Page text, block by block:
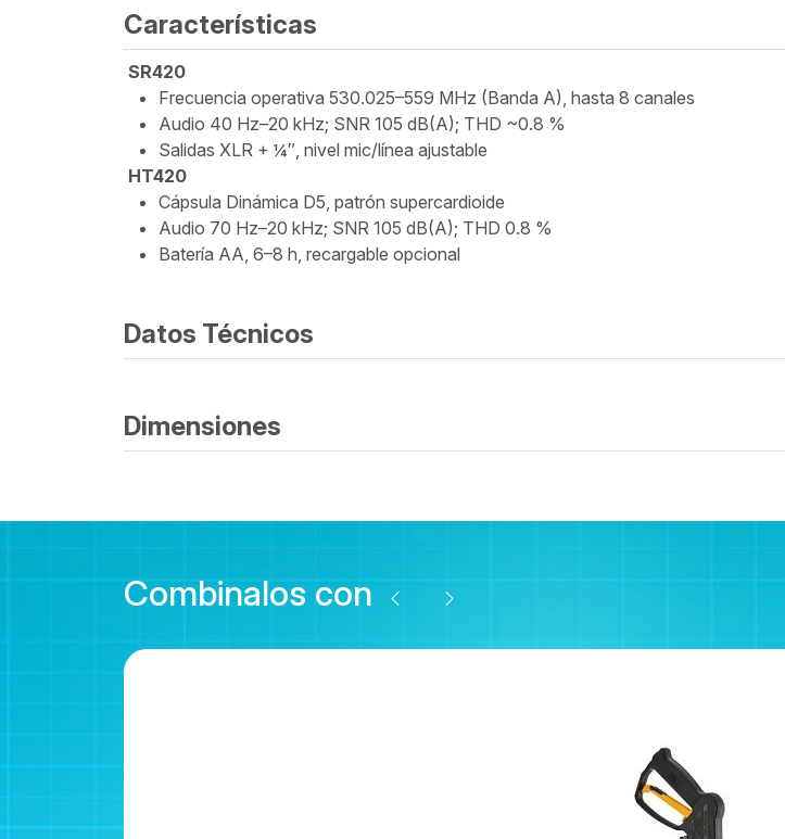
Características
SR420
Frecuencia operativa 530.025–559 MHz (Banda A), hasta 8 canales
Audio 40 Hz–20 kHz; SNR 105 dB(A); THD ~0.8 %
Salidas XLR + ¼″, nivel mic/línea ajustable
HT420
Cápsula Dinámica D5, patrón supercardioide
Audio 70 Hz–20 kHz; SNR 105 dB(A); THD 0.8 %
Batería AA, 6–8 h, recargable opcional
Datos Técnicos
Dimensiones
Combinalos con